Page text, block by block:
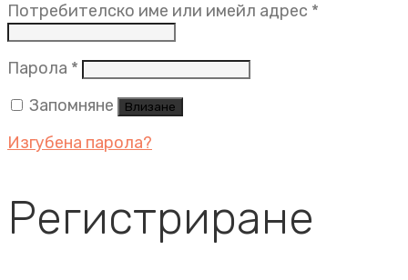
Потребителско име или имейл адрес *
Парола * Задължително
Запомняне
Влизане
Изгубена парола?
Регистриране